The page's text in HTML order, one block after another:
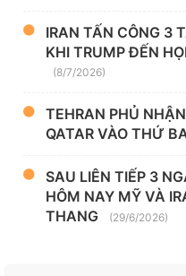
IRAN TẤN CÔNG 3
KHI TRUMP ĐẾN
(8/7/2026)
TEHRAN PHỦ
QATAR VÀO THỨ
SAU LIÊN TIẾP 3
HÔM NAY MỸ VÀ
THANG
(29/6/2026)